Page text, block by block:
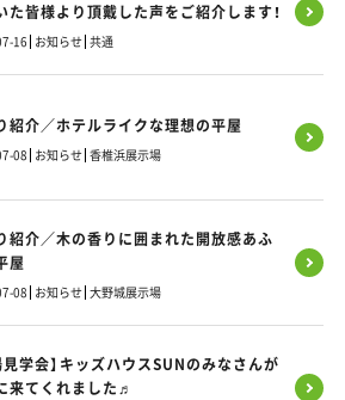
た皆様より頂戴した声をご紹介します！
16 お知らせ 共通
紹介／ホテルライクな理想の平屋
08 お知らせ 香椎浜展示場
紹介／木の香りに囲まれた開放感あふ
屋
08 お知らせ 大野城展示場
見学会】キッズハウスSUNのみなさんが
来てくれました♬